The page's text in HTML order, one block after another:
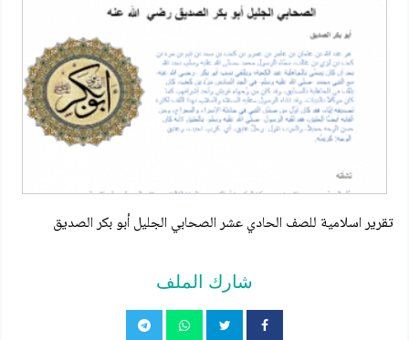
تقرير اسلامية للصف الحادي عشر الصحابي الجليل أبو بكر الصديق
شارك الملف